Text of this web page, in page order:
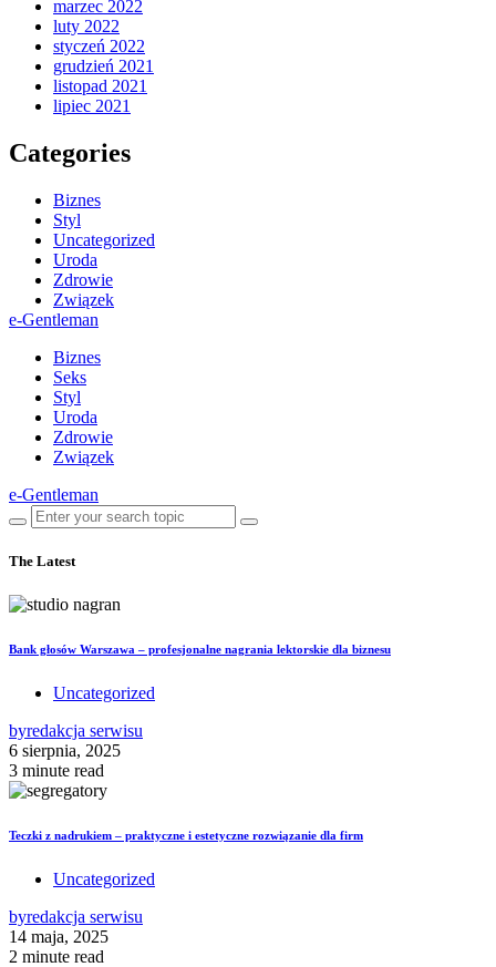
marzec 2022
luty 2022
styczeń 2022
grudzień 2021
listopad 2021
lipiec 2021
Categories
Biznes
Styl
Uncategorized
Uroda
Zdrowie
Związek
e-Gentleman
Biznes
Seks
Styl
Uroda
Zdrowie
Związek
e-Gentleman
The Latest
Bank głosów Warszawa – profesjonalne nagrania lektorskie dla biznesu
Uncategorized
byredakcja serwisu
6 sierpnia, 2025
3 minute read
Teczki z nadrukiem – praktyczne i estetyczne rozwiązanie dla firm
Uncategorized
byredakcja serwisu
14 maja, 2025
2 minute read